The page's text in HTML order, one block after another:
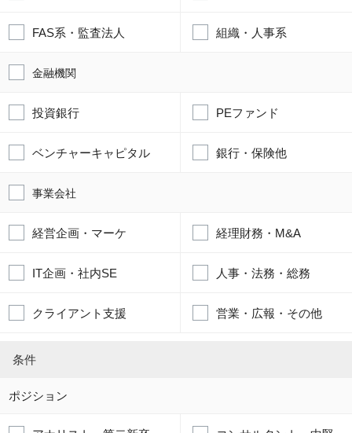
FAS系・監査法人 組織・人事系
金融機関
投資銀行 PEファンド
ベンチャーキャピタル 銀行・保険他
事業会社
経営企画・マーケ 経理財務・M&A
IT企画・社内SE 人事・法務・総務
クライアント支援 営業・広報・その他
条件
ポジション